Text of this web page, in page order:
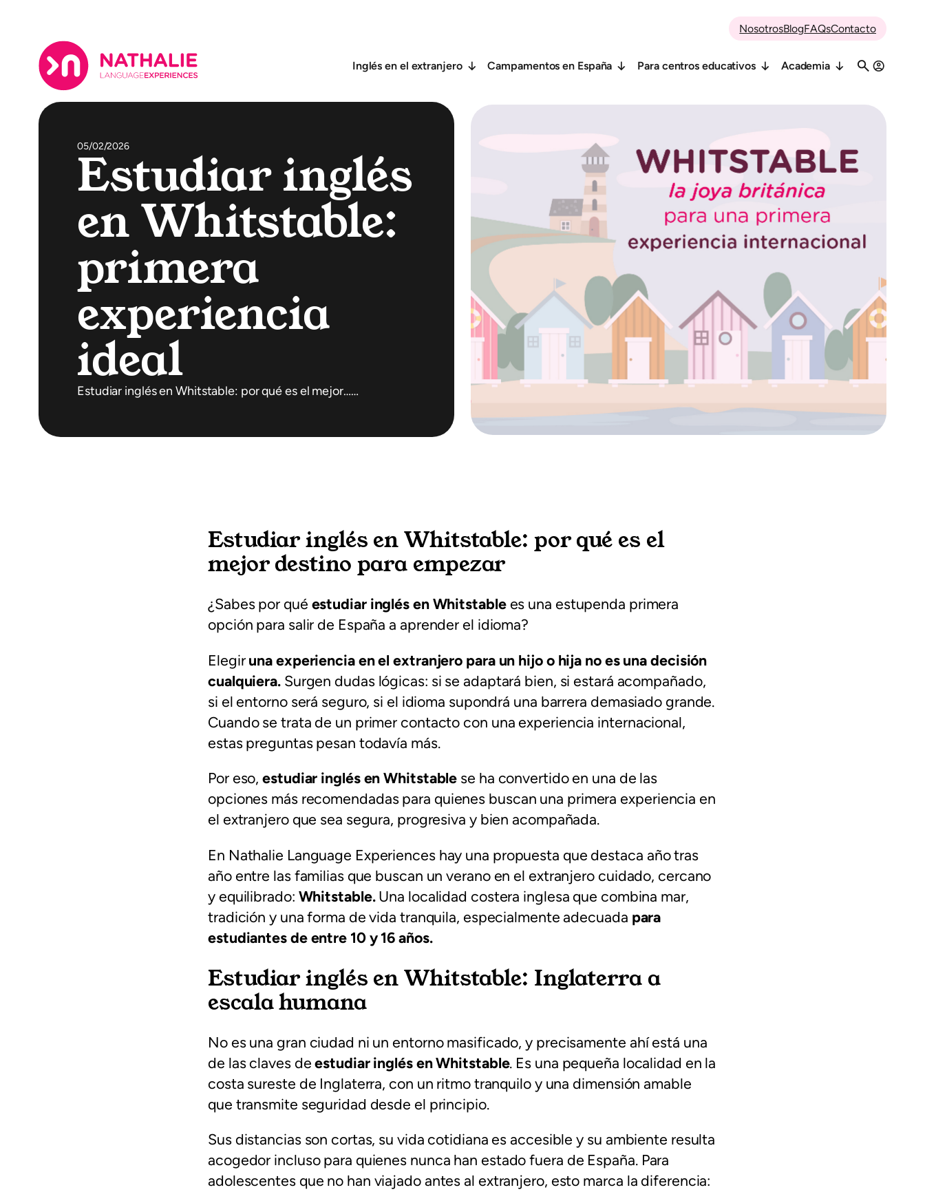
NosotrosBlogFAQsContacto
Inglés en el extranjero Campamentos en España Para centros educativos Academia
05/02/2026
Estudiar inglés
en Whitstable:
primera
experiencia
ideal
Estudiar inglés en Whitstable: por qué es el mejor……
Estudiar inglés en Whitstable: por qué es el
mejor destino para empezar
¿Sabes por qué estudiar inglés en Whitstablees una estupenda primera
opción para salir de España a aprender el idioma?
Elegir una experiencia en el extranjero para un hijo o hija no es una decisión
cualquiera. Surgen dudas lógicas: si se adaptará bien, si estará acompañado,
si el entorno será seguro, si el idioma supondrá una barrera demasiado grande.
Cuando se trata de un primer contacto con una experiencia internacional,
estas preguntas pesan todavía más.
Por eso,estudiar inglés en Whitstable se ha convertido en una de las
opciones más recomendadas para quienes buscan una primera experiencia en
el extranjero que sea segura, progresiva y bien acompañada.
En Nathalie Language Experiences hay una propuesta que destaca año tras
año entre las familias que buscan un verano en el extranjero cuidado, cercano
y equilibrado: Whitstable. Una localidad costera inglesa que combina mar,
tradición y una forma de vida tranquila, especialmente adecuada para
estudiantes de entre 10 y 16 años.
Estudiar inglés en Whitstable: Inglaterra a
escala humana
No es una gran ciudad ni un entorno masificado, y precisamente ahí está una
de las claves deestudiar inglés en Whitstable. Es una pequeña localidad en la
costa sureste de Inglaterra, con un ritmo tranquilo y una dimensión amable
que transmite seguridad desde el principio.
Sus distancias son cortas, su vida cotidiana es accesible y su ambiente resulta
acogedor incluso para quienes nunca han estado fuera de España. Para
adolescentes que no han viajado antes al extranjero, esto marca la diferencia: